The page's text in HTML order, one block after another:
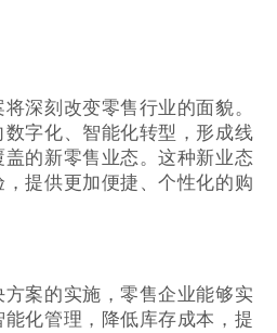
深刻改变零售行业的面貌。
字化、智能化转型，形成线
的新零售业态。这种新业态
提供更加便捷、个性化的购
案的实施，零售企业能够实
化管理，降低库存成本，提